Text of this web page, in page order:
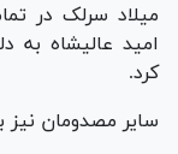
میلاد سرلک در
امید عالیشاه به
کرد.
سایر مصدومان نیز